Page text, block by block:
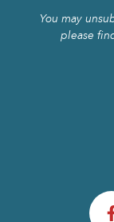
You may
please